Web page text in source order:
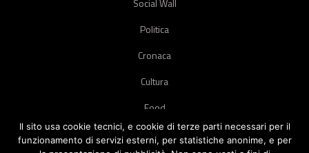
Social Wall
Politica
Cronaca
Cultura
Food
Green
Il sito usa cookie tecnici, e cookie di terze parti necessari per il
funzionamento di servizi esterni, per statistiche anonime, e per